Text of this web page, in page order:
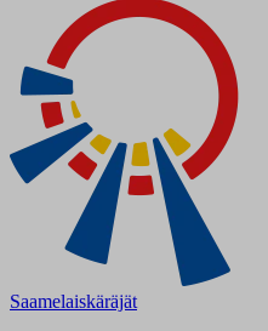
Saamelaiskäräjät